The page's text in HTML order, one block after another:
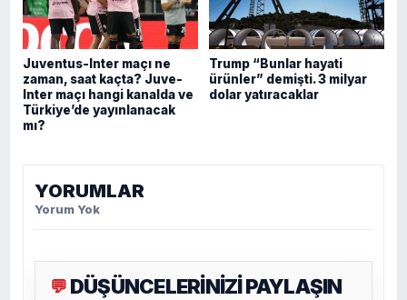
Juventus-Inter maçı ne
zaman, saat kaçta? Juve-
Inter maçı hangi kanalda ve
Türkiye’de yayınlanacak
mı?
Trump “Bunlar hayati
ürünler” demişti. 3 milyar
dolar yatıracaklar
YORUMLAR
Yorum Yok
💬 DÜŞÜNCELERİNİZİ PAYLAŞIN